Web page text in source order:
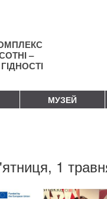
–
МУЗЕЙ
1